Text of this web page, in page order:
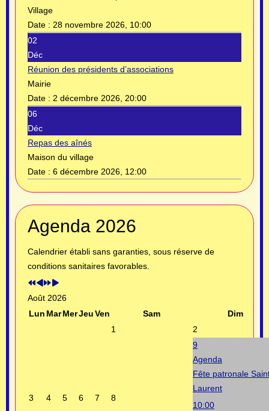
Village
Date : 28 novembre 2026, 10:00
02
Déc
Réunion des présidents d’associations
Mairie
Date : 2 décembre 2026, 20:00
06
Déc
Repas des aînés
Maison du village
Date : 6 décembre 2026, 12:00
Agenda 2026
Calendrier établi sans garanties, sous réserve de
conditions sanitaires favorables.
Année
précédente
précédent
suivante
suivant
Août 2026
Lun MarMerJeuVen Sam
Dim
1
2
3 4 5 6 7 8
9
Agenda
Fête patronale
Laurent
10:00